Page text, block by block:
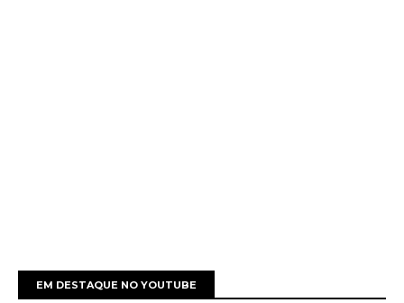
EM DESTAQUE NO YOUTUBE